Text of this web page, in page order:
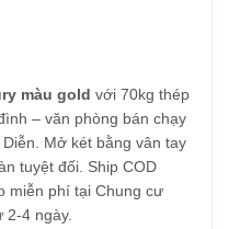
màu gold với 70kg thép
– văn phòng bán chạy
Mở két bằng vân tay
tuyệt đối. Ship COD
miễn phí tại Chung cư
2-4 ngày.